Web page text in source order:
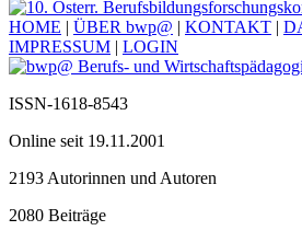
HOME | ÜBER bwp@ | KONTAKT |
IMPRESSUM | LOGIN
ISSN-1618-8543
Online seit 19.11.2001
2193 Autorinnen und Autoren
2080 Beiträge